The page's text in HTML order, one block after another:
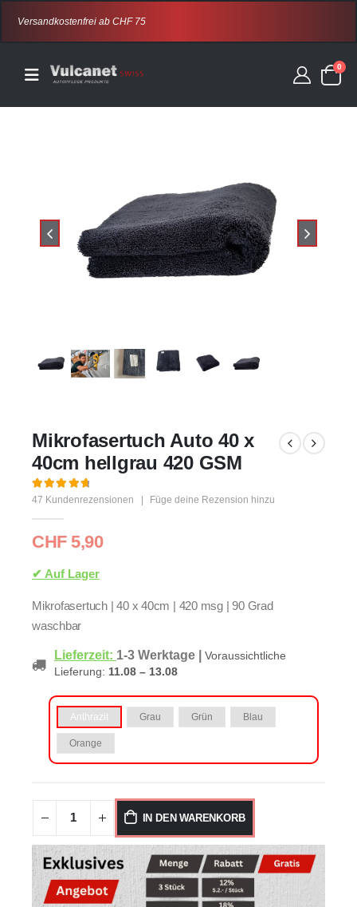
Versandkostenfrei ab CHF 75
0
Mikrofasertuch Auto 40 x
40cm hellgrau 420 GSM
4.85out of 5
47 Kundenrezensionen | Füge deine Rezension hinzu
CHF5,90
✔ Auf Lager
Mikrofasertuch | 40 x 40cm | 420 msg |90 Grad
waschbar
Lieferzeit: 1-3 Werktage
Voraussichtliche
Lieferung: 11.08 – 13.08
Anthrazit Grau Grün Blau
Orange
IN DEN WARENKORB